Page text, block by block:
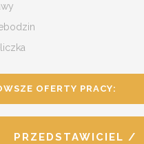
OFERTY PRACY:
PRZEDSTAWICIEL /